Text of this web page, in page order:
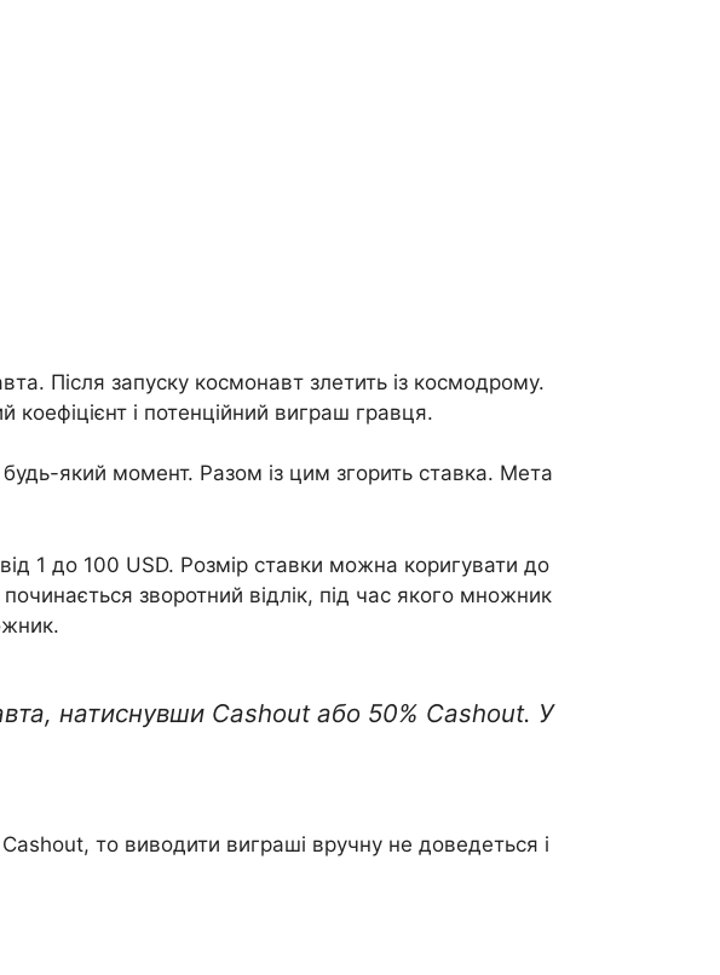
Після запуску космонавт злетить із космодрому.
і потенційний виграш гравця.
який момент. Разом із цим згорить ставка. Мета
1 до 100 USD. Розмір ставки можна коригувати до
зворотний відлік, під час якого множник
натиснувши Cashout або 50% Cashout. У
то виводити виграші вручну не доведеться і